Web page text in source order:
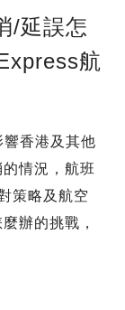
/延誤怎
航
響香港及其他
情況，航班
策略及航空
辦的挑戰，